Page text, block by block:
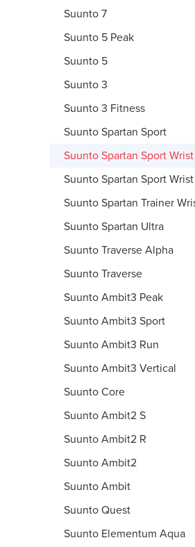
Suunto 7
Suunto 5 Peak
Suunto 5
Suunto 3
Suunto 3 Fitness
Suunto Spartan Sport
Suunto Spartan Sport
Suunto Spartan Sport
Suunto Spartan Trainer
Suunto Spartan Ultra
Suunto Traverse Alpha
Suunto Traverse
Suunto Ambit3 Peak
Suunto Ambit3 Sport
Suunto Ambit3 Run
Suunto Ambit3 Vertical
Suunto Core
Suunto Ambit2 S
Suunto Ambit2 R
Suunto Ambit2
Suunto Ambit
Suunto Quest
Suunto Elementum Aqua